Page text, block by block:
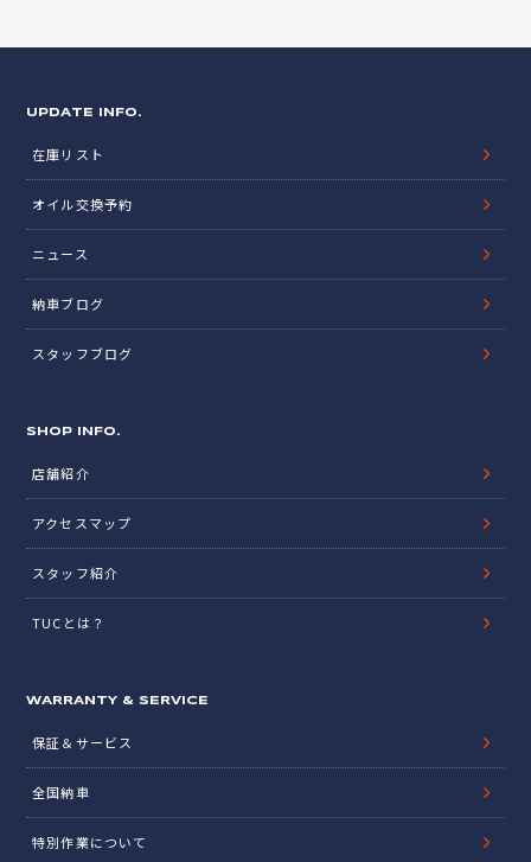
UPDATE INFO.
在庫リスト
オイル交換予約
ニュース
納車ブログ
スタッフブログ
SHOP INFO.
店舗紹介
アクセスマップ
スタッフ紹介
TUCとは？
WARRANTY & SERVICE
保証＆サービス
全国納車
特別作業について